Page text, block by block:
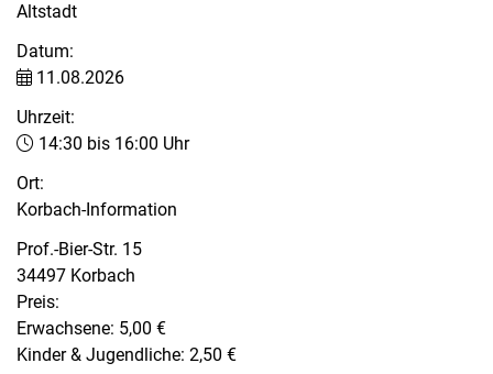
Altstadt
Datum:
11.08.2026
Uhrzeit:
14:30 bis 16:00 Uhr
Ort:
Korbach-Information
Prof.-Bier-Str. 15
34497 Korbach
Preis:
Erwachsene: 5,00 €
Kinder & Jugendliche: 2,50 €